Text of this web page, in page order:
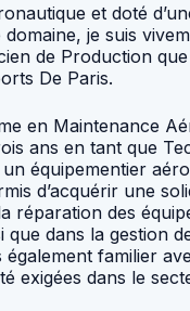
et doté
je suis
de Production
De Paris.
en Maintenance
ans en tant que
équipementier
d’acquérir une
réparation des
que dans la gestion
familier
exigées dans le